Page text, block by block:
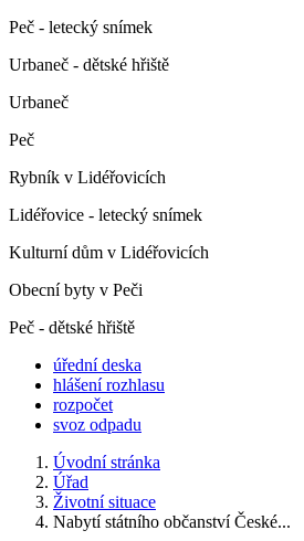
Peč - letecký snímek
Urbaneč - dětské hřiště
Urbaneč
Peč
Rybník v Lidéřovicích
Lidéřovice - letecký snímek
Kulturní dům v Lidéřovicích
Obecní byty v Peči
Peč - dětské hřiště
úřední deska
hlášení rozhlasu
rozpočet
svoz odpadu
Úvodní stránka
Úřad
Životní situace
Nabytí státního občanství České...